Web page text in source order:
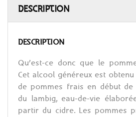
DESCRIPTION
DESCRIPTION
Qu’est-ce donc que le
Cet alcool généreux est
de pommes frais en début de
du lambig, eau-de-vie
partir du cidre. Les pommes